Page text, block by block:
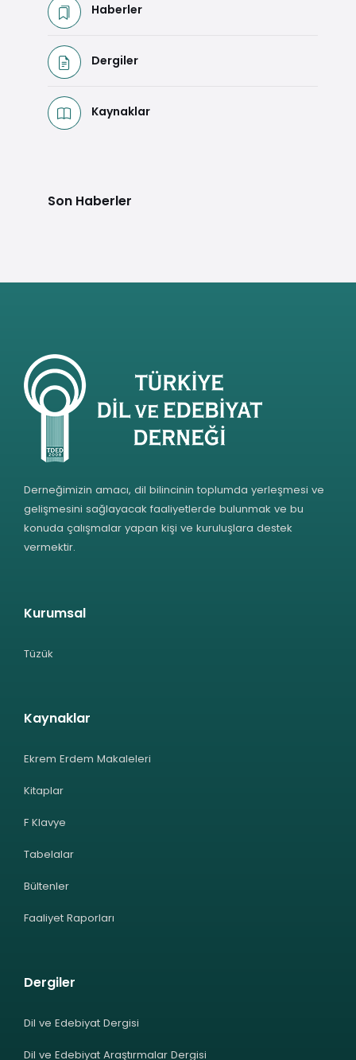
Haberler
Dergiler
Kaynaklar
Son Haberler
Derneğimizin amacı, dil bilincinin toplumda yerleşmesi ve
gelişmesini sağlayacak faaliyetlerde bulunmak ve bu
konuda çalışmalar yapan kişi ve kuruluşlara destek
vermektir.
Kurumsal
Tüzük
Kaynaklar
Ekrem Erdem Makaleleri
Kitaplar
F Klavye
Tabelalar
Bültenler
Faaliyet Raporları
Dergiler
Dil ve Edebiyat Dergisi
Dil ve Edebiyat Araştırmalar Dergisi